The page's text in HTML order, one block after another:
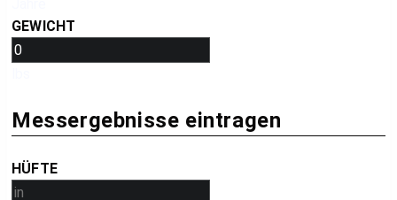
GEWICHT
Messergebnisse eintragen
HÜFTE